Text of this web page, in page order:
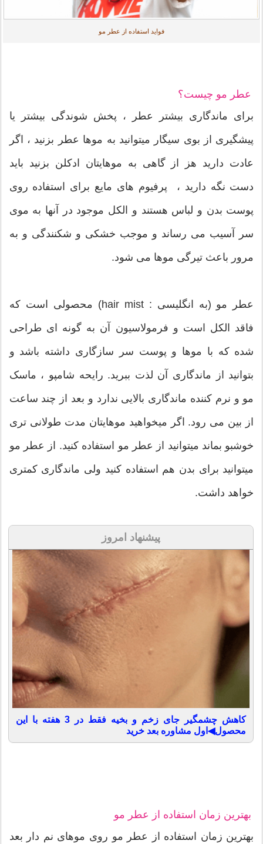
فواید استفاده از عطر مو
عطر مو چیست؟
برای ماندگاری بیشتر عطر ، پخش شوندگی بیشتر یا
پیشگیری از بوی سیگار میتوانید به موها عطر بزنید ، اگر
عادت دارید هز از گاهی به موهایتان ادکلن بزنید باید
دست نگه دارید ، پرفیوم های مایع برای استفاده روی
پوست بدن و لباس هستند و الکل موجود در آنها به موی
سر آسیب می رساند و موجب خشکی و شکنندگی و به
مرور باعث تیرگی موها می شود.
عطر مو (به انگلیسی : hair mist) محصولی است که
فاقد الکل است و فرمولاسیون آن به گونه ای طراحی
شده که با موها و پوست سر سازگاری داشته باشد و
بتوانید از ماندگاری آن لذت ببرید. رایحه شامپو ، ماسک
مو و نرم کننده ماندگاری بالایی ندارد و بعد از چند ساعت
از بین می رود. اگر میخواهید موهایتان مدت طولانی تری
خوشبو بماند میتوانید از عطر مو استفاده کنید. از عطر مو
میتوانید برای بدن هم استفاده کنید ولی ماندگاری کمتری
خواهد داشت.
پیشنهاد امروز
کاهش چشمگیر جای زخم و بخیه فقط در 3 هفته با این
محصول◀اول مشاوره بعد خرید
بهترین زمان استفاده از عطر مو
بهترین زمان استفاده از عطر مو روی موهای نم دار بعد